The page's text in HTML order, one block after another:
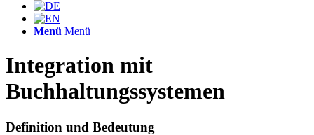
Menü Menü
Integration mit
Buchhaltungssystemen
Definition und Bedeutung